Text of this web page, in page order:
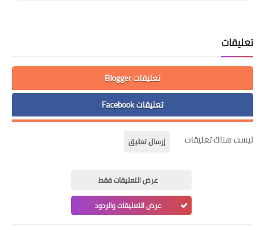
تعليقات
تعليقات Blogger
تعليقات Facebook
ليست هناك تعليقات إرسال تعليق
عرض التعليقات فقط
عرض التعليقات والردود